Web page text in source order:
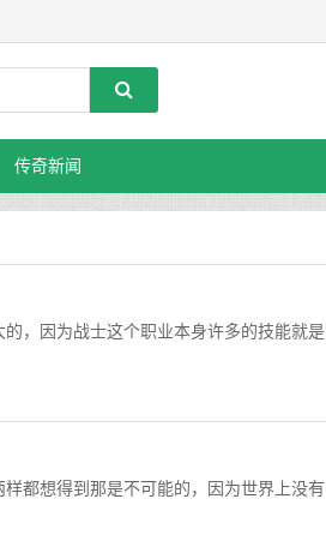
传奇新闻
，因为战士这个职业本身许多的技能就是
都想得到那是不可能的，因为世界上没有